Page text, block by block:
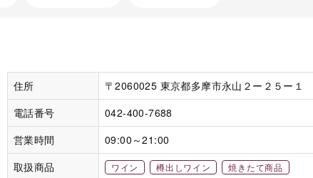
住所
〒2060025 東京都多摩市永山２ー２５ー１
電話番号
042-400-7688
営業時間
09:00～21:00
取扱商品
ワイン 樽出しワイン 焼きたて商品